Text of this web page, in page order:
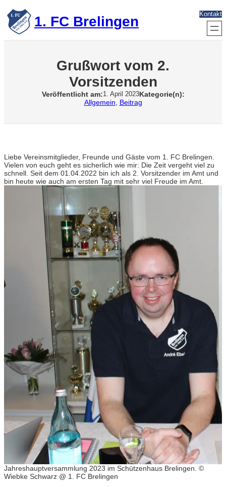
Zum
Inhalt
springen 1. FC Brelingen Kontakt
Grußwort vom 2.
Vorsitzenden
Veröffentlicht am:1. April 2023Kategorie(n):
Allgemein
Beitrag
Liebe Vereinsmitglieder, Freunde und Gäste vom 1. FC Brelingen.
Vielen von euch geht es sicherlich wie mir: Die Zeit vergeht viel zu
schnell. Seit dem 01.04.2022 bin ich als 2. Vorsitzender im Amt und
bin heute wie auch am ersten Tag mit sehr viel Freude im Amt.
Jahreshauptversammlung 2023 im Schützenhaus Brelingen. ©
Wiebke Schwarz @ 1. FC Brelingen